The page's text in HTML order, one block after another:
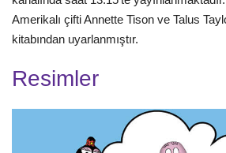
Amerikalı çifti Annette Tison ve Talus
kitabından uyarlanmıştır.
Resimler